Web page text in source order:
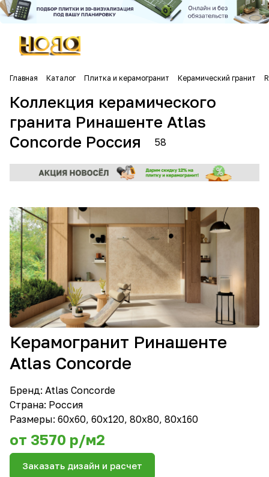
Главная Каталог Плитка и керамогранит Керамический гранит
Коллекция керамического
гранита Ринашенте Atlas
Concorde Россия
58
Керамогранит Ринашенте
Atlas Concorde
Бренд: Atlas Concorde
Страна: Россия
Размеры: 60х60, 60х120, 80х80, 80х160
от 3570 р/м2
Заказать дизайн и расчет